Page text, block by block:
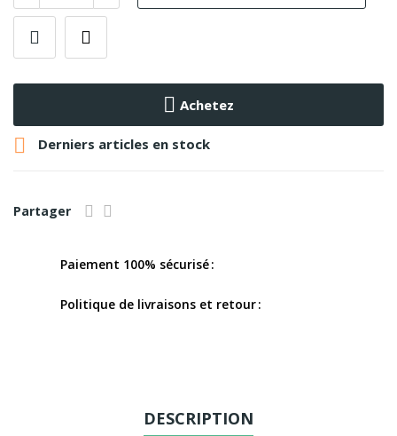
Achetez
 Derniers articles en stock
Partager
Paiement 100% sécurisé
Politique de livraisons et retour
DESCRIPTION